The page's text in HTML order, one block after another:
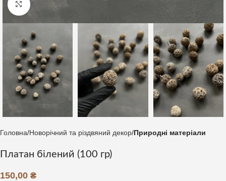
Клацніть, щоб збільшити
Головна Новорічний та різдвяний декор Природні матеріали
Платан білений (100 гр)
150,00 ₴